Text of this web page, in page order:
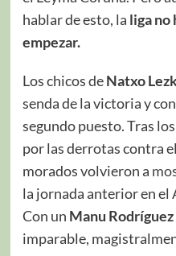
hablar de esto, la liga no
empezar.
Los chicos deNatxo
senda de la victoria y
segundo puesto. Tras
por las derrotas contra
morados volvieron a
la jornada anterior en el
Con un Manu Rodríguez
imparable,